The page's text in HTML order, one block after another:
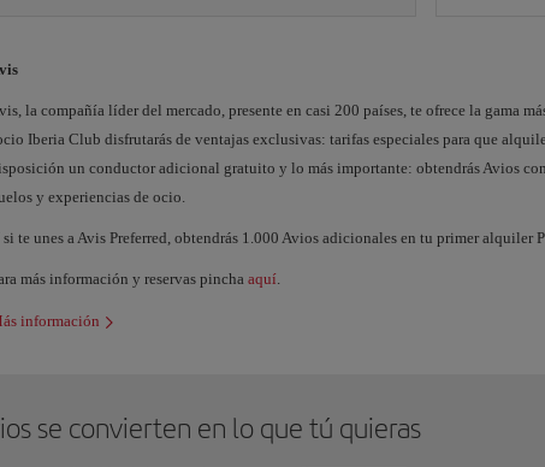
la compañía líder del mercado, presente en casi 200 países, te ofrece la gama
Iberia Club disfrutarás de ventajas exclusivas: tarifas especiales para que
un conductor adicional gratuito y lo más importante: obtendrás Avios
y experiencias de ocio.
si te unes a Avis Preferred, obtendrás 1.000 Avios adicionales en tu primer alquiler
más información y reservas pincha aquí.
información
se convierten en lo que tú quieras